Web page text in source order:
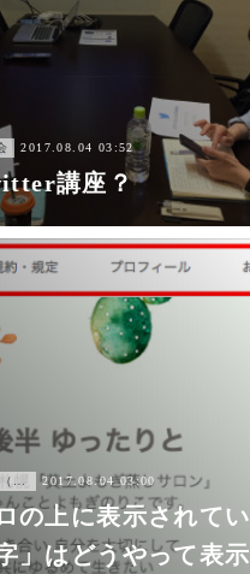
2017.08.04 03:52
講座？
2017.08.04 03:00
の上に表示されてい
」はどうやって表示